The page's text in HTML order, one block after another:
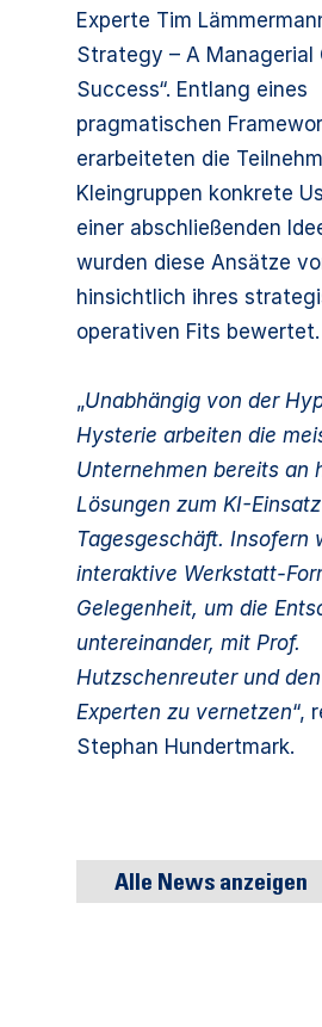
Experte Tim
Strategy – A Managerial
Success“. Entlang eines
pragmatischen
erarbeiteten die
Kleingruppen konkrete
einer abschließenden
wurden diese Ansätze
hinsichtlich ihres
operativen Fits bewertet.
„Unabhängig von der
Hysterie arbeiten die
Unternehmen bereits an
Lösungen zum KI-
Tagesgeschäft. Insofern
interaktive Werkstatt-
Gelegenheit, um die
untereinander, mit Prof.
Hutzschenreuter und
Experten zu vernetzen“,
Stephan Hundertmark.
Alle News anzeigen